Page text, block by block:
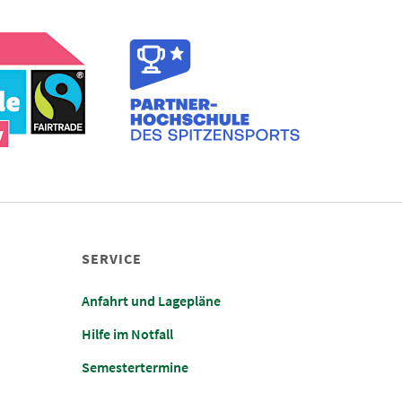
SERVICE
Anfahrt und Lagepläne
Hilfe im Notfall
Semestertermine